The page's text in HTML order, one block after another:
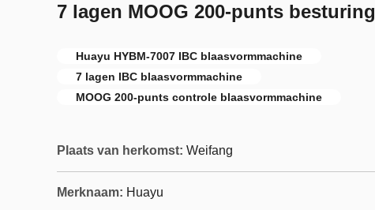
7 lagen MOOG 200-punts besturing
Huayu HYBM-7007 IBC blaasvormmachine
7 lagen IBC blaasvormmachine
MOOG 200-punts controle blaasvormmachine
Plaats van herkomst: Weifang
Merknaam: Huayu